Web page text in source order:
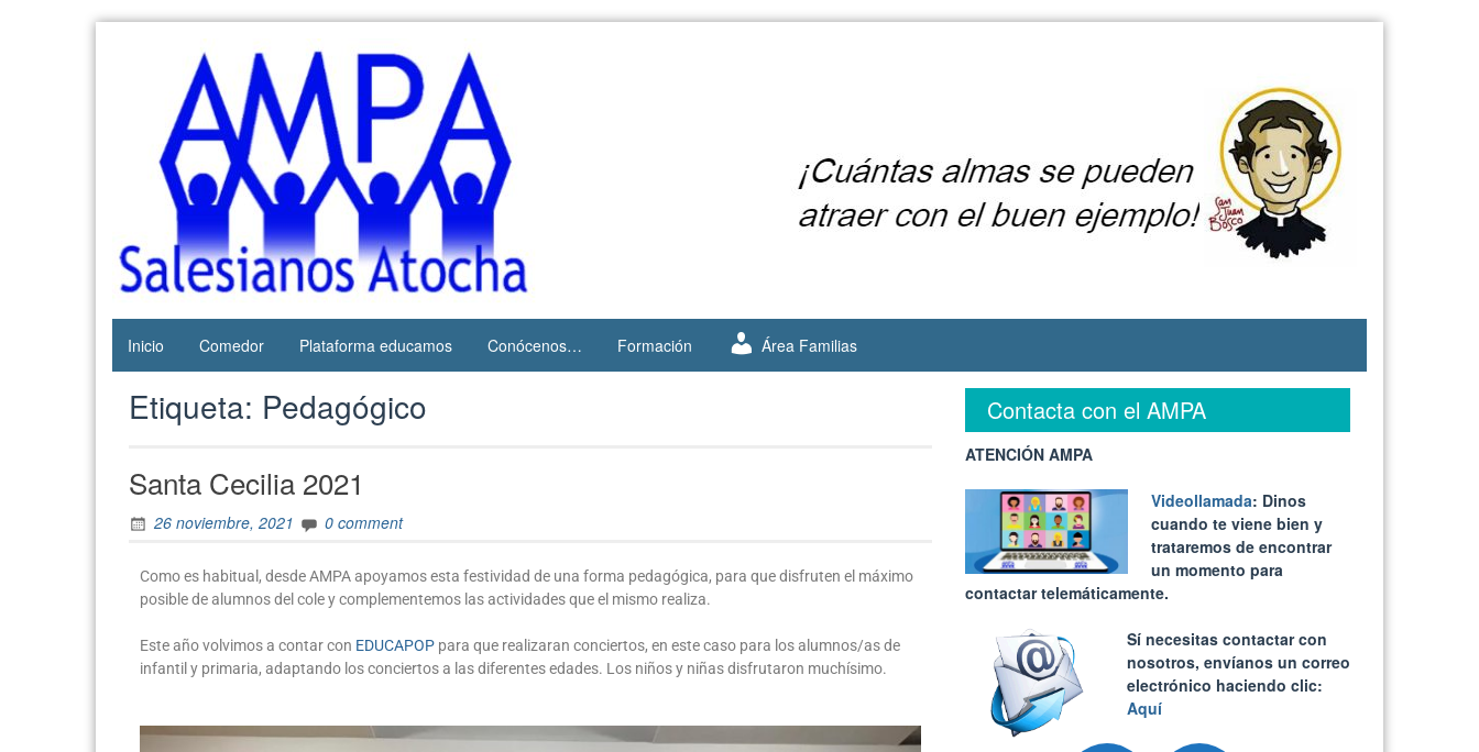
AMPA
Salesianos
Atocha
Web del
AMPA del
Colegio
Salesianos
de Atocha
Inicio Comedor Plataforma educamos Conócenos… Formación Área Familias
Etiqueta: Pedagógico
Santa Cecilia 2021
26 noviembre, 2021 0 comment
Como es habitual, desde AMPA apoyamos esta festividad de una forma pedagógica, para que disfruten el máximo
posible de alumnos del cole y complementemos las actividades que el mismo realiza.
Este año volvimos a contar con EDUCAPOP para que realizaran conciertos, en este caso para los alumnos/as de
infantil y primaria, adaptando los conciertos a las diferentes edades. Los niños y niñas disfrutaron muchísimo.
Contacta con el AMPA
ATENCIÓN AMPA
Videollamada: Dinos
cuando te viene bien y
trataremos de encontrar
un momento para
contactar telemáticamente.
Sí necesitas contactar con
nosotros, envíanos un correo
electrónico haciendo clic:
Aquí